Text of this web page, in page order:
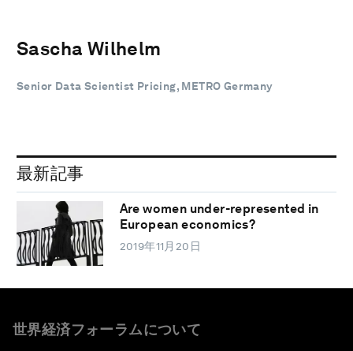
Sascha Wilhelm
Senior Data Scientist Pricing, METRO Germany
最新記事
Are women under-represented in
European economics?
2019年11月20日
世界経済フォーラムについて